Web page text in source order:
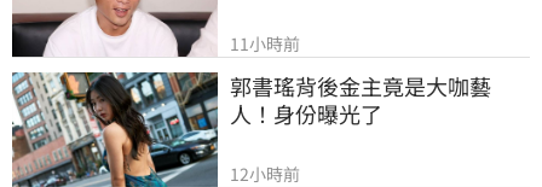
11小時前
郭書瑤背後金主竟是大咖藝
人！身份曝光了
12小時前